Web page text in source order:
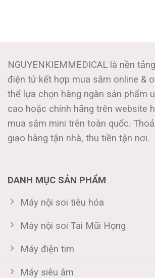
NGUYENKIEMMEDICAL là nền
điện tử kết hợp mua sắm online &
thể lựa chọn hàng ngàn sản phẩm
cao hoặc chính hãng trên website
mua sắm mini trên toàn quốc.
giao hàng tận nhà, thu tiền tận nơi.
DANH MỤC SẢN PHẨM
Máy nội soi tiêu hóa
Máy nội soi Tai Mũi Họng
Máy điện tim
Máy siêu âm